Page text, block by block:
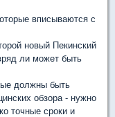
вписываются с
новый Пекинский
ли может быть
должны быть
обзора - нужно
точные сроки и